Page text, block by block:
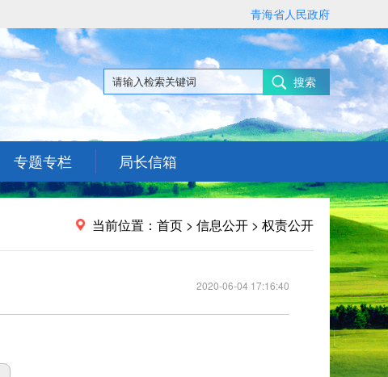
青海省人民政府
搜索
专题专栏 局长信箱
当前位置：首页 > 信息公开 > 权责公开